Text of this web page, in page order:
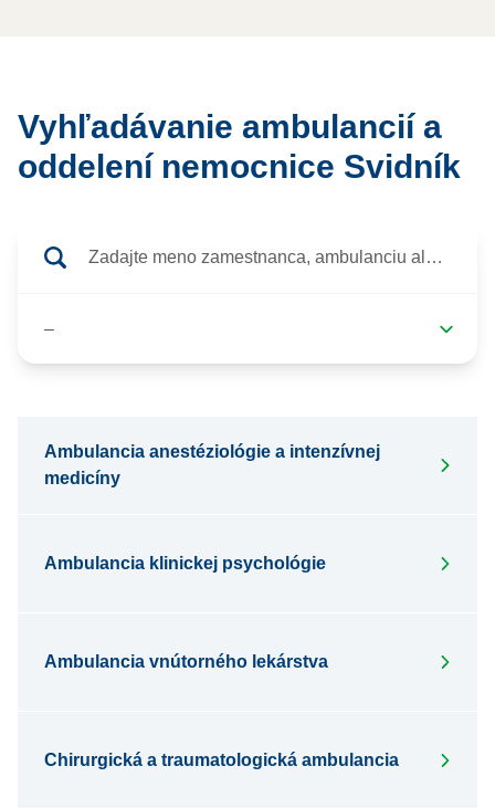
Vyhľadávanie ambulancií a
oddelení nemocnice Svidník
Ambulancia anestéziológie a intenzívnej
medicíny
Ambulancia klinickej psychológie
Ambulancia vnútorného lekárstva
Chirurgická a traumatologická ambulancia